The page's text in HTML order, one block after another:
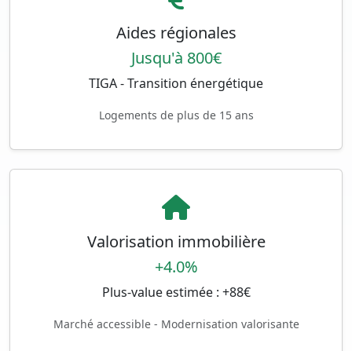
Aides régionales
Jusqu'à 800€
TIGA - Transition énergétique
Logements de plus de 15 ans
Valorisation immobilière
+4.0%
Plus-value estimée : +88€
Marché accessible - Modernisation valorisante